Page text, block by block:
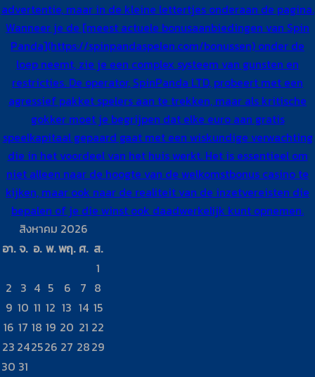
advertentie, maar in de kleine lettertjes onderaan de pagina.
Wanneer je de [meest actuele bonusaanbiedingen van Spin
Panda](https://spinpandaspelen.com/bonussen) onder de
loep neemt, zie je een complex systeem van gunsten en
restricties. De operator, SpinPanda LTD, probeert met een
agressief pakket spelers aan te trekken, maar als kritische
gokker moet je begrijpen dat elke euro aan gratis
speelkapitaal gepaard gaat met een wiskundige verwachting
die in het voordeel van het huis werkt. Het is essentieel om
niet alleen naar de hoogte van de welkomstbonus casino te
kijken, maar ook naar de realiteit van de inzetvereisten die
bepalen of je die winst ook daadwerkelijk kunt opnemen.
สิงหาคม 2026
อา. จ. อ. พ.พฤ. ศ. ส.
1
2
3 4 5 6 7 8
9 10 11 12 13 14 15
16 17 18 19 20 21 22
23 242526 27 2829
30 31